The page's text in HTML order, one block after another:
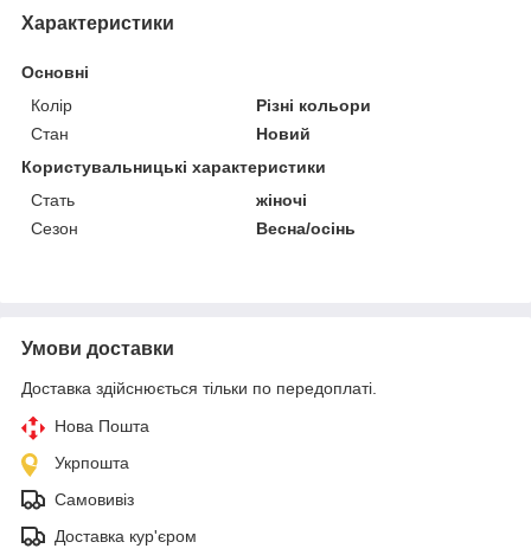
Характеристики
Основні
Колір
Різні кольори
Стан
Новий
Користувальницькі характеристики
Стать
жіночі
Сезон
Весна/осінь
Умови доставки
Доставка здійснюється тільки по передоплаті.
Нова Пошта
Укрпошта
Самовивіз
Доставка кур'єром